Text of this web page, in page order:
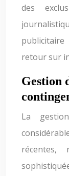
des
retour sur
Gestion
La
récentes,